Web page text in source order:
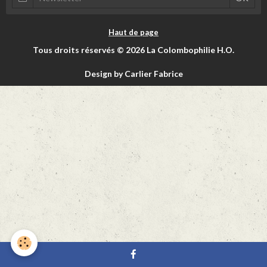
Haut de page
Tous droits réservés © 2026 La Colombophilie H.O.
Design by Carlier Fabrice